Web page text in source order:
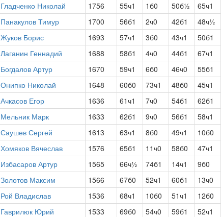
Гладченко Николай 1756 55ч1 1б0 50б½ 65ч1
Панакулов Тимур 1700 56б1 2ч0 42б1 48ч½
Жуков Борис 1693 57ч1 3б0 43ч1 50б1
Лаганин Геннадий 1688 58б1 4ч0 44б1 67ч1
Богдалов Артур 1670 59ч1 6б0 46ч0 55б1
Онипко Николай 1648 60б0 73ч1 48б0 45ч1
Ачкасов Егор 1636 61ч1 7ч0 54б1 62б1
Мельник Марк 1633 62б1 9ч0 56б1 58ч1
Саушев Сергей 1613 63ч1 8б0 49ч1 10б0
Хомяков Вячеслав 1576 65б1 11ч0 58б0 47ч1
Избасаров Артур 1565 66ч½ 74б1 14ч1 9б0
Золотов Максим 1566 67б0 52ч1 60б1 13ч0
Рой Владислав 1536 68ч1 10б0 51ч1 12б0
Гаврилюк Юрий 1533 69б0 54ч0 59б1 52ч1